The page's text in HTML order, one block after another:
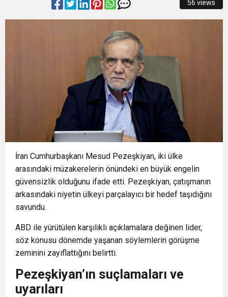
Başkan Şadi Özdemir, Esentepeliler’i dinledi
İzmir Büyükşehir Belediyesi’nden Zübeyde
Hanım Stadı açıklaması: Süreç emin adımlarla
Osmangazi’de Kaldırımlar İşgalden Temizlendi
SATRANÇTA BURSA BÜYÜKŞEHİR FARKI
İLKLERİN FESTİVALİNDE ÇOCUKLAR DA ŞEN
ŞAKRAK
56 views
İran Cumhurbaşkanı Mesud Pezeşkiyan, iki ülke
arasındaki müzakerelerin önündeki en büyük engelin
güvensizlik olduğunu ifade etti. Pezeşkiyan, çatışmanın
arkasındaki niyetin ülkeyi parçalayıcı bir hedef taşıdığını
savundu.
ABD ile yürütülen karşılıklı açıklamalara değinen lider,
söz konusu dönemde yaşanan söylemlerin görüşme
zeminini zayıflattığını belirtti.
Pezeşkiyan’ın suçlamaları ve
uyarıları